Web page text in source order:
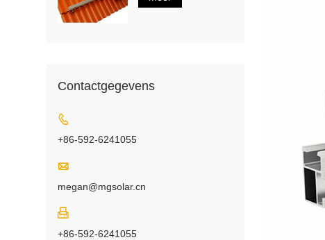
Contactgegevens

+86-592-6241055

megan@mgsolar.cn

+86-592-6241055